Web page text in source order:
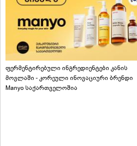
ფერმენტირებული ინგრედიენტები კანის
მოვლაში - კორეული ინოვაციური ბრენდი
Manyo საქართველოშია